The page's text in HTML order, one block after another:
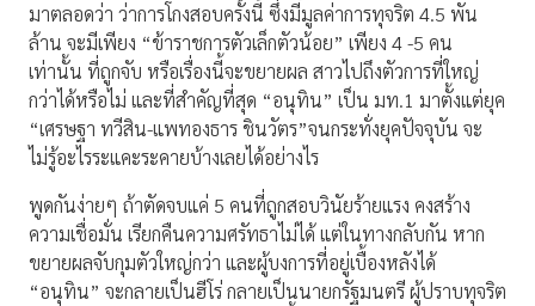
มาตลอดว่า ว่าการโกงสอบครั้งนี้ ซึ่งมีมูลค่าการทุจริต 4.5 พัน
ล้าน จะมีเพียง “ข้าราชการตัวเล็กตัวน้อย” เพียง 4 -5 คน
เท่านั้น ที่ถูกจับ หรือเรื่องนี้จะขยายผล สาวไปถึงตัวการที่ใหญ่
กว่าได้หรือไม่ และที่สำคัญที่สุด “อนุทิน” เป็น มท.1 มาตั้งแต่ยุค
“เศรษฐา ทวีสิน-แพทองธาร ชินวัตร”จนกระทั่งยุคปัจจุบัน จะ
ไม่รู้อะไรระแคะระคายบ้างเลยได้อย่างไร
พูดกันง่ายๆ ถ้าตัดจบแค่ 5 คนที่ถูกสอบวินัยร้ายแรง คงสร้าง
ความเชื่อมั่น เรียกคืนความศรัทธาไม่ได้ แต่ในทางกลับกัน หาก
ขยายผลจับกุมตัวใหญ่กว่า และผู้บงการที่อยู่เบื้องหลังได้
“อนุทิน” จะกลายเป็นฮีโร่ กลายเป็นนายกรัฐมนตรี ผู้ปราบทุจริต